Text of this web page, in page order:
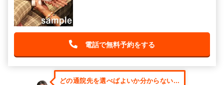
電話で無料予約をする
どの通院先を選べばよいか分からない...